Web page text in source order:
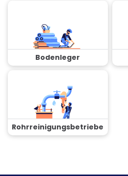
Bodenleger
Rohrreinigungsbetriebe